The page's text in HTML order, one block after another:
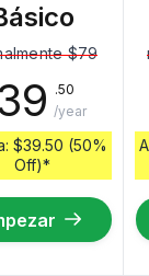
$79
.50
/year
$39.50 (50%
Off)*